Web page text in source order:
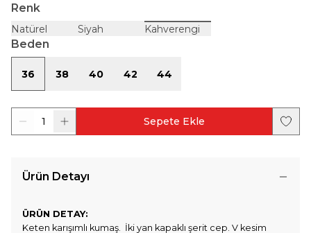
Renk
Natürel Siyah Kahverengi
Beden
36 38 40 42 44
1 Sepete Ekle
Ürün Detayı
ÜRÜN DETAY:
Keten karışımlı kumaş. İki yan kapaklı şerit cep. V kesim